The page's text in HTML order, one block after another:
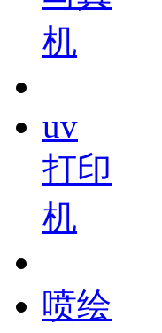
机
uv
打印
机
喷绘